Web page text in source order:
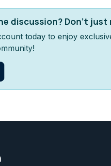
discussion? Don't just
today to enjoy